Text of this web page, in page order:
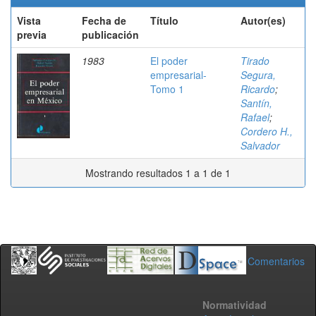
Vista
previa
Fecha de
publicación
Título Autor(es)
1983
El poder
empresarial-
Tomo 1
Tirado
Segura,
Ricardo;
Santín,
Rafael;
Cordero H.,
Salvador
Mostrando resultados 1 a 1 de 1
Comentarios
Normatividad